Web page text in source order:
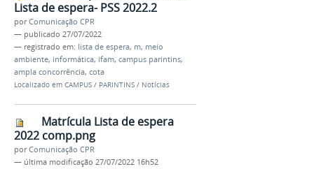
Lista de espera- PSS 2022.2
porComunicação CPR
— publicado 27/07/2022
— registrado em: lista de espera, m, meio
ambiente, informática, ifam, campus parintins,
ampla concorrência, cota
Localizado em CAMPUS / PARINTINS / Notícias
Matrícula Lista de espera
2022 comp.png
porComunicação CPR
— última modificação 27/07/2022 16h52